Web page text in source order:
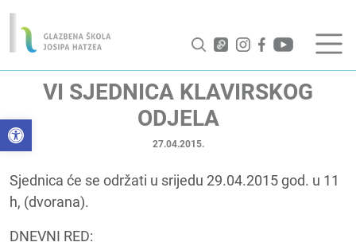
Open toolbar
VI SJEDNICA KLAVIRSKOG
ODJELA
27.04.2015.
Sjednica će se održati u srijedu 29.04.2015 god. u 11
h, (dvorana).
DNEVNI RED: